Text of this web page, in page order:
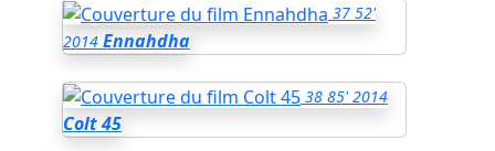
37 52'
2014 Ennahdha
38 85' 2014
Colt 45